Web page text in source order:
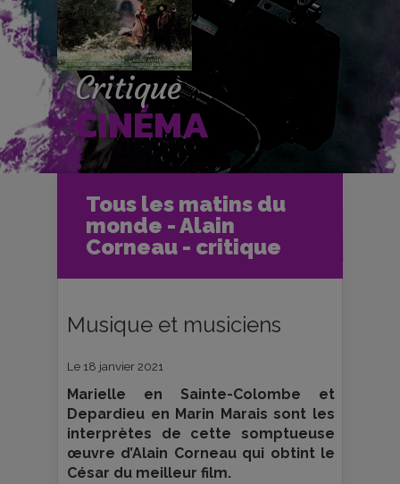
Critique
CINÉMA
Tous les matins du
monde - Alain
Corneau - critique
Accueil
Critiques et fiches films
Ciné-Club
Tous les matins du monde - Alain
Corneau - critique
Musique et musiciens
Le 18 janvier 2021
Marielle en Sainte-Colombe et
Depardieu en Marin Marais sont les
interprètes de cette somptueuse
œuvre d’Alain Corneau qui obtint le
César du meilleur film.